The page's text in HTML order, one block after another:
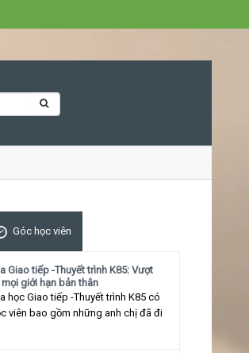
Góc học viên
Giao tiếp -Thuyết trình K85: Vượt
mọi giới hạn bản thân
học Giao tiếp -Thuyết trình K85 có
viên bao gồm những anh chị đã đi